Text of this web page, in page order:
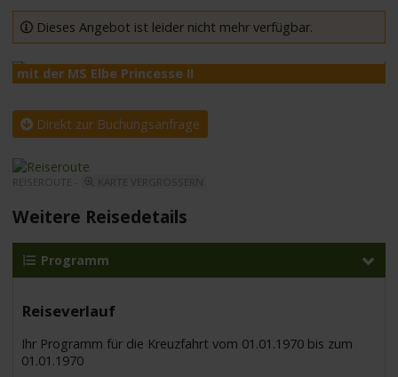
Themen
Reedereien
Schiffe
Über uns
Suche
Dieses Angebot ist leider nicht mehr verfügbar.
mit der MS Elbe Princesse II
Direkt zur Buchungsanfrage
REISEROUTE -
Weitere Reisedetails
Programm
Reiseverlauf
Ihr Programm für die Kreuzfahrt vom 01.01.1970 bis zum
01.01.1970